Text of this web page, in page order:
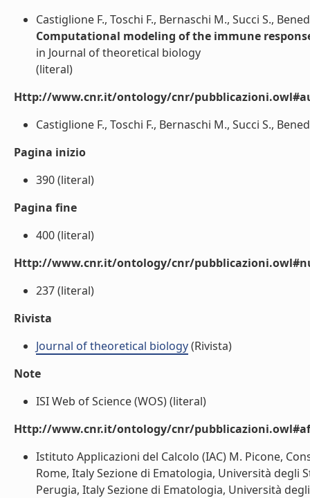
Castiglione F., Toschi F., Bernaschi M., Succi S.,
Computational modeling of the immune
in Journal of theoretical biology
(literal)
Http://www.cnr.it/ontology/cnr/
Castiglione F., Toschi F., Bernaschi M., Succi S.,
Pagina inizio
390 (literal)
Pagina fine
400 (literal)
Http://www.cnr.it/ontology/cnr/
237 (literal)
Rivista
Journal of theoretical biology(Rivista)
Note
ISI Web of Science (WOS) (literal)
Http://www.cnr.it/ontology/cnr/
Istituto Applicazioni del Calcolo (IAC) M. Picone,
Rome, Italy Sezione di Ematologia, Università degli
Perugia, Italy Sezione di Ematologia, Università